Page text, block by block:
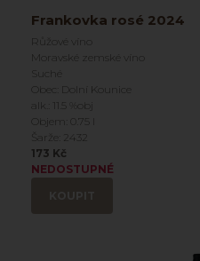
Frankovka rosé 2024
Růžové víno
Moravské zemské víno
Suché
Obec: Dolní Kounice
alk.: 11.5 %obj
Objem: 0.75 l
Šarže: 2432
173 Kč
NEDOSTUPNÉ